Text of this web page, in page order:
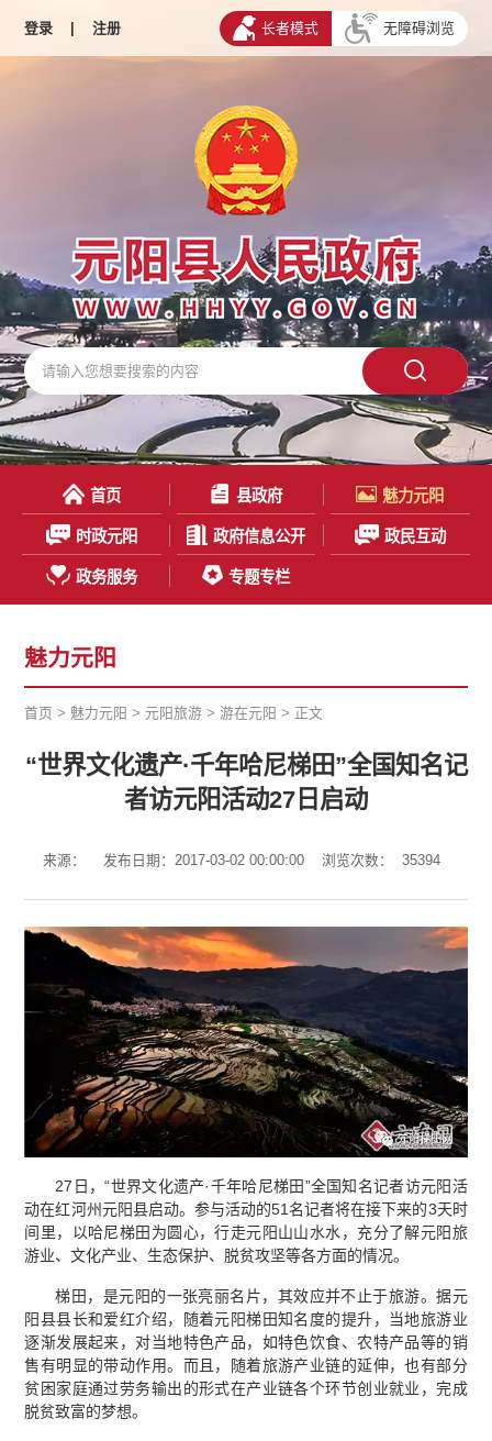
登录 | 注册 长者模式 无障碍浏览
首页 县政府 魅力元阳
时政元阳 政府信息公开 政民互动
政务服务 专题专栏
魅力元阳
首页 > 魅力元阳 >元阳旅游 >游在元阳 > 正文
“世界文化遗产·千年哈尼梯田”全国知名记
者访元阳活动27日启动
来源： 发布日期：2017-03-02 00:00:00 浏览次数： 35394
27日，“世界文化遗产·千年哈尼梯田”全国知名记者访元阳活
动在红河州元阳县启动。参与活动的51名记者将在接下来的3天时
间里，以哈尼梯田为圆心，行走元阳山山水水，充分了解元阳旅
游业、文化产业、生态保护、脱贫攻坚等各方面的情况。
梯田，是元阳的一张亮丽名片，其效应并不止于旅游。据元
阳县县长和爱红介绍，随着元阳梯田知名度的提升，当地旅游业
逐渐发展起来，对当地特色产品，如特色饮食、农特产品等的销
售有明显的带动作用。而且，随着旅游产业链的延伸，也有部分
贫困家庭通过劳务输出的形式在产业链各个环节创业就业，完成
脱贫致富的梦想。